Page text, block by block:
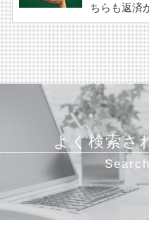
ちらも返済
よく検索さ